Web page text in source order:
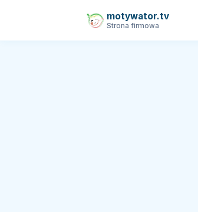
motywator.tv
Strona firmowa